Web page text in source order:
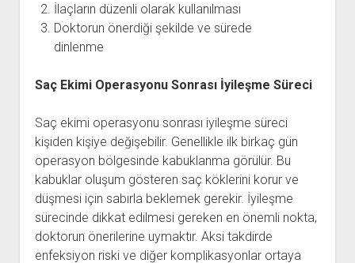
İlaçların düzenli olarak kullanılması
Doktorun önerdiği şekilde ve sürede
dinlenme
Saç Ekimi Operasyonu Sonrası İyileşme Süreci
Saç ekimi operasyonu sonrası iyileşme süreci
kişiden kişiye değişebilir. Genellikle ilk birkaç gün
operasyon bölgesinde kabuklanma görülür. Bu
kabuklar oluşum gösteren saç köklerini korur ve
düşmesi için sabırla beklemek gerekir. İyileşme
sürecinde dikkat edilmesi gereken en önemli nokta,
doktorun önerilerine uymaktır. Aksi takdirde
enfeksiyon riski ve diğer komplikasyonlar ortaya